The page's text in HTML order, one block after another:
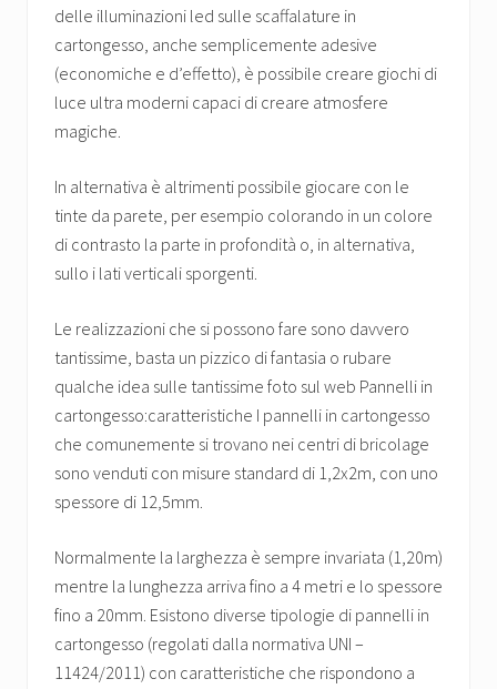
delle illuminazioni led sulle scaffalature in
cartongesso, anche semplicemente adesive
(economiche e d’effetto), è possibile creare giochi di
luce ultra moderni capaci di creare atmosfere
magiche.
In alternativa è altrimenti possibile giocare con le
tinte da parete, per esempio colorando in un colore
di contrasto la parte in profondità o, in alternativa,
sullo i lati verticali sporgenti.
Le realizzazioni che si possono fare sono davvero
tantissime, basta un pizzico di fantasia o rubare
qualche idea sulle tantissime foto sul web Pannelli in
cartongesso:caratteristiche I pannelli in cartongesso
che comunemente si trovano nei centri di bricolage
sono venduti con misure standard di 1,2x2m, con uno
spessore di 12,5mm.
Normalmente la larghezza è sempre invariata (1,20m)
mentre la lunghezza arriva fino a 4 metri e lo spessore
fino a 20mm. Esistono diverse tipologie di pannelli in
cartongesso (regolati dalla normativa UNI –
11424/2011) con caratteristiche che rispondono a